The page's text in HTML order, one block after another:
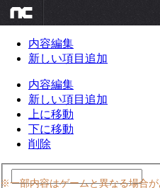
内容編集
新しい項目追加
内容編集
新しい項目追加
上に移動
下に移動
削除
※一部内容はゲームと異なる場合